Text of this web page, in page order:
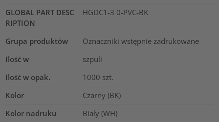
GLOBAL PART DESC
RIPTION
HGDC1-3 0-PVC-BK
Grupa produktów
Oznaczniki wstępnie zadrukowane
Ilość w
szpuli
Ilość w opak.
1000 szt.
Kolor
Czarny (BK)
Kolor nadruku
Biały (WH)